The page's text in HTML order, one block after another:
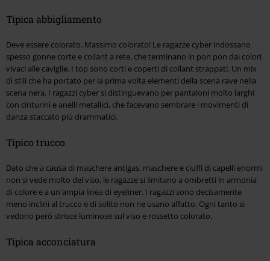
Tipica abbigliamento
Deve essere colorato. Massimo colorato! Le ragazze cyber indossano
spesso gonne corte e collant a rete, che terminano in pon pon dai colori
vivaci alle caviglie. I top sono corti e coperti di collant strappati. Un mix
di stili che ha portato per la prima volta elementi della scena rave nella
scena nera. I ragazzi cyber si distinguevano per pantaloni molto larghi
con cinturini e anelli metallici, che facevano sembrare i movimenti di
danza staccato più drammatici.
Tipico trucco
Dato che a causa di maschere antigas, maschere e ciuffi di capelli enormi
non si vede molto del viso, le ragazze si limitano a ombretti in armonia
di colore e a un'ampia linea di eyeliner. I ragazzi sono decisamente
meno inclini al trucco e di solito non ne usano affatto. Ogni tanto si
vedono però strisce luminose sul viso e rossetto colorato.
Tipica acconciatura